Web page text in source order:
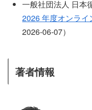
一般社団法人 日本
2026 年度オンラ
2026-06-07）
著者情報